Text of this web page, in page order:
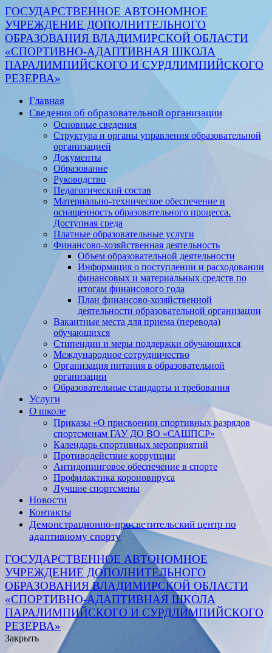
ГОСУДАРСТВЕННОЕ АВТОНОМНОЕ
УЧРЕЖДЕНИЕ ДОПОЛНИТЕЛЬНОГО
ОБРАЗОВАНИЯ ВЛАДИМИРСКОЙ ОБЛАСТИ
«СПОРТИВНО-АДАПТИВНАЯ ШКОЛА
ПАРАЛИМПИЙСКОГО И СУРДЛИМПИЙСКОГО
РЕЗЕРВА»
Главная
Сведения об образовательной организации
Основные сведения
Структура и органы управления образовательной
организацией
Документы
Образование
Руководство
Педагогический состав
Материально-техническое обеспечение и
оснащенность образовательного процесса.
Доступная среда
Платные образовательные услуги
Финансово-хозяйственная деятельность
Объем образовательной деятельности
Информация о поступлении и расходовании
финансовых и материальных средств по
итогам финансового года
План финансово-хозяйственной
деятельности образовательной организации
Вакантные места для приема (перевода)
обучающихся
Стипендии и меры поддержки обучающихся
Международное сотрудничество
Организация питания в образовательной
организации
Образовательные стандарты и требования
Услуги
О школе
Приказы «О присвоении спортивных разрядов
спортсменам ГАУ ДО ВО «САШПСР»
Календарь спортивных мероприятий
Противодействие коррупции
Антидопинговое обеспечение в спорте
Профилактика короновируса
Лучшие спортсмены
Новости
Контакты
Демонстрационно-просветительский центр по
адаптивному спорту
ГОСУДАРСТВЕННОЕ АВТОНОМНОЕ
УЧРЕЖДЕНИЕ ДОПОЛНИТЕЛЬНОГО
ОБРАЗОВАНИЯ ВЛАДИМИРСКОЙ ОБЛАСТИ
«СПОРТИВНО-АДАПТИВНАЯ ШКОЛА
ПАРАЛИМПИЙСКОГО И СУРДЛИМПИЙСКОГО
РЕЗЕРВА»
Закрыть